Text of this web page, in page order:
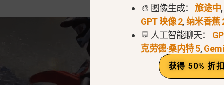
🎨 图像生成： 旅途中,
GPT 映像 2,纳米香蕉
💬 人工智能聊天：
克劳德·桑内特 5,
获得 50% 折